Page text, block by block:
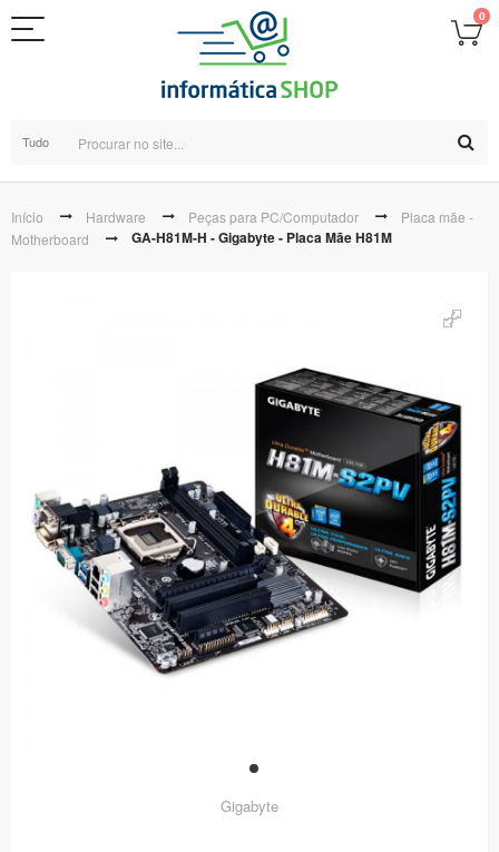
0
Tudo
Início Hardware Peças para PC/Computador
Placa mãe -
Motherboard
GA-H81M-H - Gigabyte - Placa Mãe H81M
Gigabyte